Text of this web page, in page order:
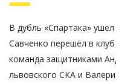
В дубль «Спартака»
Савченко перешёл в
команда защитниками
львовского СКА и